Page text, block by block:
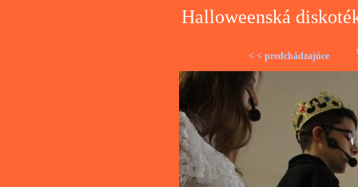
Halloweenská
< < predchádzajúce